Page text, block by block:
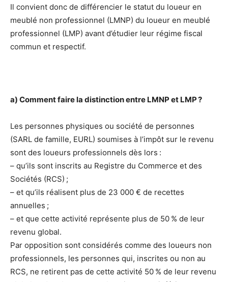
Il convient donc de différencier le statut du loueur en
meublé non professionnel (LMNP) du loueur en meublé
professionnel (LMP) avant d’étudier leur régime fiscal
commun et respectif.
a) Comment faire la distinction entre LMNP et LMP ?
Les personnes physiques ou société de personnes
(SARL de famille, EURL) soumises à l’impôt sur le revenu
sont des loueurs professionnels dès lors :
– qu’ils sont inscrits au Registre du Commerce et des
Sociétés (RCS) ;
– et qu’ils réalisent plus de 23 000 € de recettes
annuelles ;
– et que cette activité représente plus de 50 % de leur
revenu global.
Par opposition sont considérés comme des loueurs non
professionnels, les personnes qui, inscrites ou non au
RCS, ne retirent pas de cette activité 50 % de leur revenu